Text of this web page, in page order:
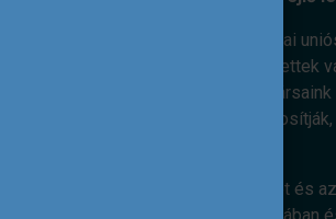
Ennek érdekében feladatunk az európai
szakpolitikai célok mentén. Elkötelezettek
megvalósításáért dolgoznak.
kiterjedt nemzetközi kapcsolatai
Hiszünk abban, hogy az ifjúsági terület